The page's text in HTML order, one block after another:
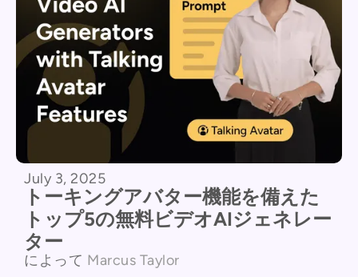
July 3, 2025
トーキングアバター機能を備えた
トップ5の無料ビデオAIジェネレー
ター
によって Marcus Taylor